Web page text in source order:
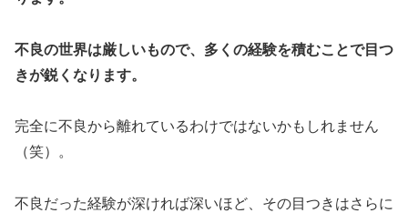
不良の世界は厳しいもので、多くの経験を積むことで目つ
きが鋭くなります。
完全に不良から離れているわけではないかもしれません
（笑）。
不良だった経験が深ければ深いほど、その目つきはさらに